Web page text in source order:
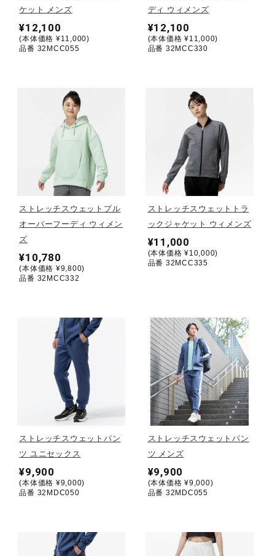
ワーキング
ライフスタイルグッズ
インナー
寝具／ミズノスリープ
アウトドア／レイン
健康／エクササイズ
ジュニア／キッズ
メディカル
コラボ／ライセンス
ケット メンズ
¥12,100
(本体価格 ¥11,000)
品番 32MCC055
ディ ウィメンズ
¥12,100
(本体価格 ¥11,000)
品番 32MCC330
ストレッチスウェットプル
オーバーフーディ ウィメン
ズ
¥10,780
(本体価格 ¥9,800)
品番 32MCC332
ストレッチスウェットトラ
ックジャケット ウィメンズ
¥11,000
(本体価格 ¥10,000)
品番 32MCC335
ストレッチスウェットパン
ツ ユニセックス
¥9,900
(本体価格 ¥9,000)
品番 32MDC050
ストレッチスウェットパン
ツ メンズ
¥9,900
(本体価格 ¥9,000)
品番 32MDC055